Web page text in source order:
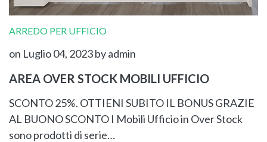
ARREDO PER UFFICIO
on Luglio 04, 2023by admin
AREA OVER STOCK MOBILI UFFICIO
SCONTO 25%. OTTIENI SUBITO IL BONUS GRAZIE
AL BUONO SCONTO I Mobili Ufficio in Over Stock
sono prodotti di serie…